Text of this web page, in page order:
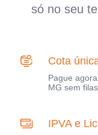
só no seu
Cota
Pague
MG sem
IPVA e